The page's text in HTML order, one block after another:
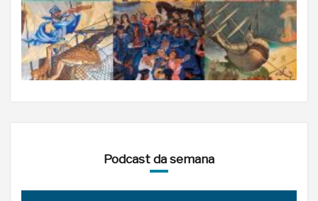
Podcast da semana